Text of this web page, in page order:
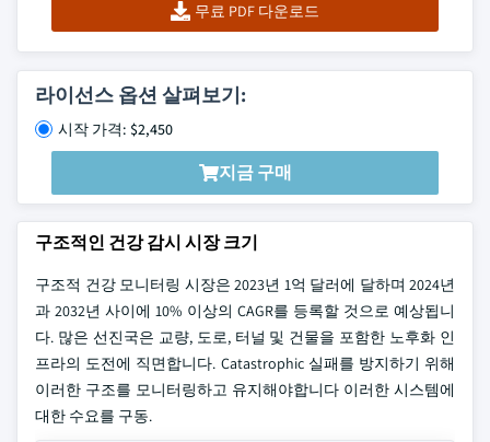
무료 PDF 다운로드
라이선스 옵션 살펴보기:
시작 가격: $2,450
지금 구매
구조적인 건강 감시 시장 크기
구조적 건강 모니터링 시장은 2023년 1억 달러에 달하며 2024년
과 2032년 사이에 10% 이상의 CAGR를 등록할 것으로 예상됩니
다. 많은 선진국은 교량, 도로, 터널 및 건물을 포함한 노후화 인
프라의 도전에 직면합니다. Catastrophic 실패를 방지하기 위해
이러한 구조를 모니터링하고 유지해야합니다 이러한 시스템에
대한 수요를 구동.